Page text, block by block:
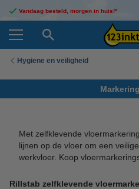
Vandaag besteld, morgen in huis!*
Hygiene en veiligheid
Met zelfklevende
lijnen op de vloer om een
werkvloer. Koop
Rillstab zelfklevende